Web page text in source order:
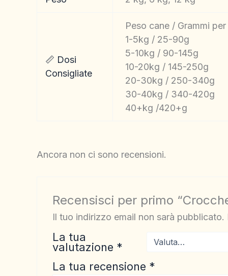
📏 Dosi
Consigliate
Peso cane / Grammi
1-5kg / 25-90g
5-10kg / 90-145g
10-20kg / 145-250g
20-30kg / 250-340g
30-40kg / 340-420g
40+kg /420+g
Ancora non ci sono recensioni.
Recensisci per primo
Il tuo indirizzo email non sarà pubblicato.
La tua
valutazione *
La tua recensione *